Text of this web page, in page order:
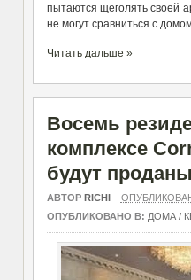
пытаются щеголять своей
не могут сравниться с
Читать дальше »
Восемь
комплексе
будут
АВТОР RICHI –
ОПУБЛИКОВАНО В: ДОМА /